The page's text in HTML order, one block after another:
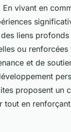
En vivant en
liens
ou
et de
proposent un
tout en